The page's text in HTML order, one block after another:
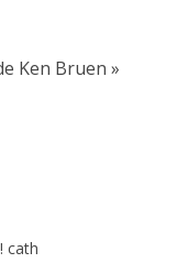
Ken Bruen »
cath